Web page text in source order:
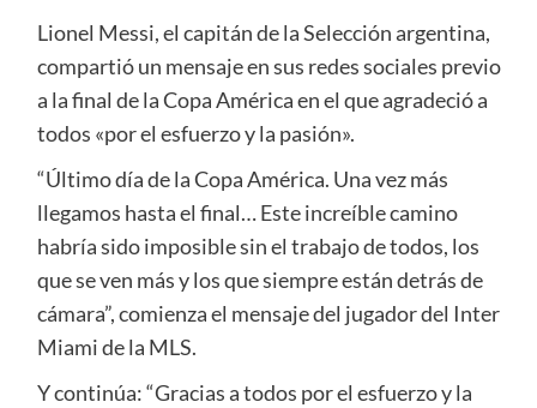
Lionel Messi, el capitán de la Selección argentina,
compartió un mensaje en sus redes sociales previo
a la final de la Copa América en el que agradeció a
todos «por el esfuerzo y la pasión».
“Último día de la Copa América. Una vez más
llegamos hasta el final… Este increíble camino
habría sido imposible sin el trabajo de todos, los
que se ven más y los que siempre están detrás de
cámara”, comienza el mensaje del jugador del Inter
Miami de la MLS.
Y continúa: “Gracias a todos por el esfuerzo y la